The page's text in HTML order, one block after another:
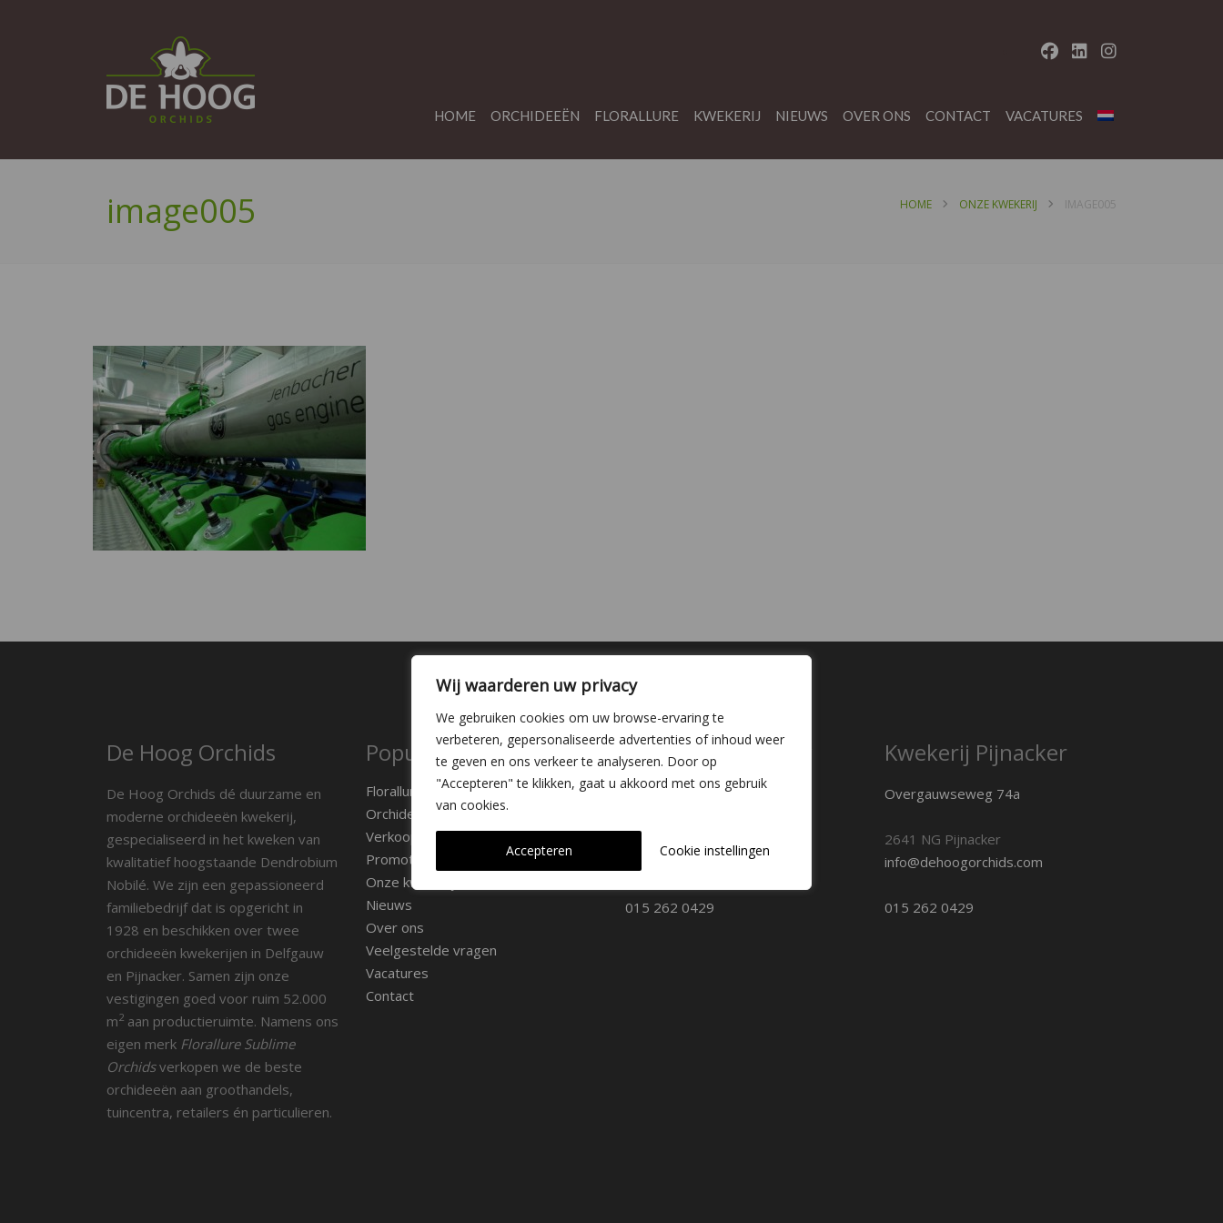
Wij waarderen uw privacy
We gebruiken cookies om uw browse-ervaring te
verbeteren, gepersonaliseerde advertenties of inhoud weer
te geven en ons verkeer te analyseren. Door op
"Accepteren" te klikken, gaat u akkoord met ons gebruik
van cookies.
Cookie instellingen
Accepteren
HOME ORCHIDEEËN FLORALLURE KWEKERIJ NIEUWS OVER ONS CONTACT VACATURES
image005 HOME ONZE KWEKERIJ IMAGE005
De Hoog Orchids
De Hoog Orchids dé duurzame en
moderne orchideeën kwekerij,
gespecialiseerd in het kweken van
kwalitatief hoogstaande Dendrobium
Nobilé. We zijn een gepassioneerd
familiebedrijf dat is opgericht in
1928 en beschikken over twee
orchideeën kwekerijen in Delfgauw
en Pijnacker. Samen zijn onze
vestigingen goed voor ruim 52.000
m2 aan productieruimte. Namens ons
eigen merk Florallure Sublime
Orchidsverkopen we de beste
orchideeën aan groothandels,
tuincentra, retailers én particulieren.
Populaire pagina's
Florallure
Orchidee soorten
Verkooppunten
Promotiemateriaal
Onze kwekerij
Nieuws
Over ons
Veelgestelde vragen
Vacatures
Contact
Kwekerij Delfgauw
Vrederustlaan 10
2645 AW Delfgauw
info@dehoogorchids.com
015 262 0429
Kwekerij Pijnacker
Overgauwseweg 74a
2641 NG Pijnacker
info@dehoogorchids.com
015 262 0429